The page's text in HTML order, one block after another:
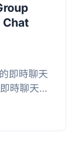
Chat
即時聊天
時聊天。,
程式上即